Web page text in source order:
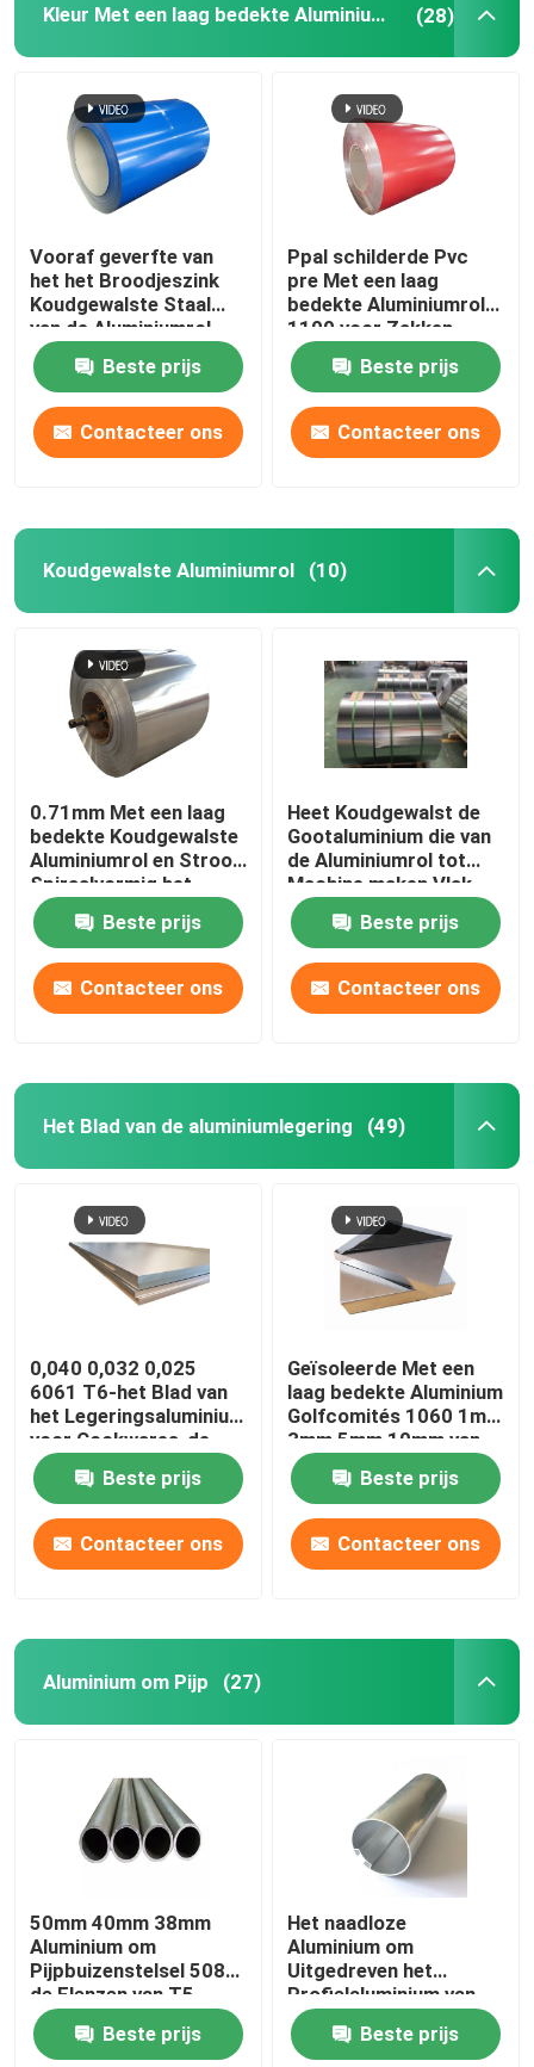
Kleur Met een laag bedekte Aluminiumrol (28)
Vooraf geverfte van
het het Broodjeszink
Koudgewalste Staal
van de Aluminiumrol
van de de Rolopslag
Doos 1219mm
Beste prijs
Contacteer ons
Ppal schilderde Pvc
pre Met een laag
bedekte Aluminiumrol
1100 voor Zakken
300mm 405mm
505mm van
Ritssluitings Plastic
Mylar
Beste prijs
Contacteer ons
Koudgewalste Aluminiumrol (10)
0.71mm Met een laag
bedekte Koudgewalste
Aluminiumrol en Strook
Spiraalvormig het
Binden ASTM A463
Type 1 AS240-300
Beste prijs
Contacteer ons
Heet Koudgewalst de
Gootaluminium die van
de Aluminiumrol tot
Machine maken Vlak
0.43mm G550 AL Zn
Beste prijs
Contacteer ons
Het Blad van de aluminiumlegering (49)
0,040 0,032 0,025
6061 T6-het Blad van
het Legeringsaluminium
voor Cookwares-de
Drukspaties van de
Lichtensublimatie
Beste prijs
Contacteer ons
Geïsoleerde Met een
laag bedekte Aluminium
Golfcomités 1060 1mm
3mm 5mm 10mm van
Dakwerkbladen 3004
3005
Beste prijs
Contacteer ons
Aluminium om Pijp (27)
50mm 40mm 38mm
Aluminium om
Pijpbuizenstelsel 5083
de Flenzen van T5
7075 T6 voor
OlieleidingBeste prijs
Het naadloze
Aluminium om
Uitgedreven het
Profielaluminium van
Heatsink van de
Pijpbuis kartelde 25mm
Beste prijs